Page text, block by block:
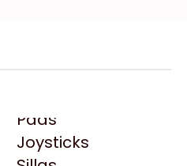
Pads
Joysticks